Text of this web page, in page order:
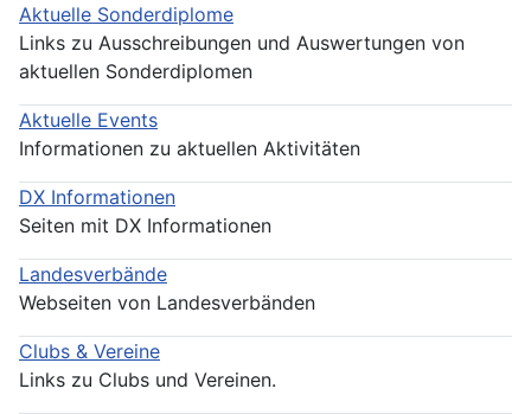
Aktuelle Sonderdiplome
Links zu Ausschreibungen und Auswertungen von
aktuellen Sonderdiplomen
Aktuelle Events
Informationen zu aktuellen Aktivitäten
DX Informationen
Seiten mit DX Informationen
Landesverbände
Webseiten von Landesverbänden
Clubs & Vereine
Links zu Clubs und Vereinen.